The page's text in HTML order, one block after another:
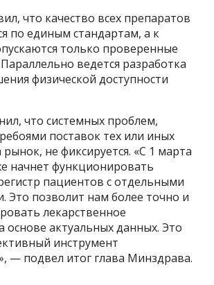
что качество всех препаратов
по единым стандартам, а к
только проверенные
ведется разработка
физической доступности
что системных проблем,
поставок тех или иных
не фиксируется. «С 1 марта
начнет функционировать
пациентов с отдельными
Это позволит нам более точно и
лекарственное
основе актуальных данных. Это
инструмент
— подвел итог глава Минздрава.